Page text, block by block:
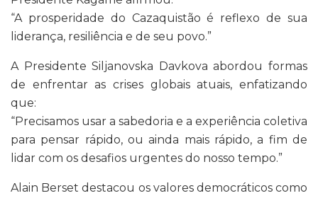
“A prosperidade do Cazaquistão é reflexo de sua
liderança, resiliência e de seu povo.”
A Presidente Siljanovska Davkova abordou formas
de enfrentar as crises globais atuais, enfatizando
que:
“Precisamos usar a sabedoria e a experiência coletiva
para pensar rápido, ou ainda mais rápido, a fim de
lidar com os desafios urgentes do nosso tempo.”
Alain Berset destacou os valores democráticos como